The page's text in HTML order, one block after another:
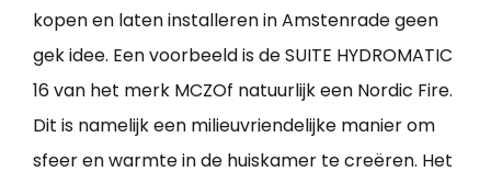
kopen en laten installeren in Amstenrade geen
gek idee. Een voorbeeld is de SUITE HYDROMATIC
16 van het merk MCZOf natuurlijk een Nordic Fire.
Dit is namelijk een milieuvriendelijke manier om
sfeer en warmte in de huiskamer te creëren. Het